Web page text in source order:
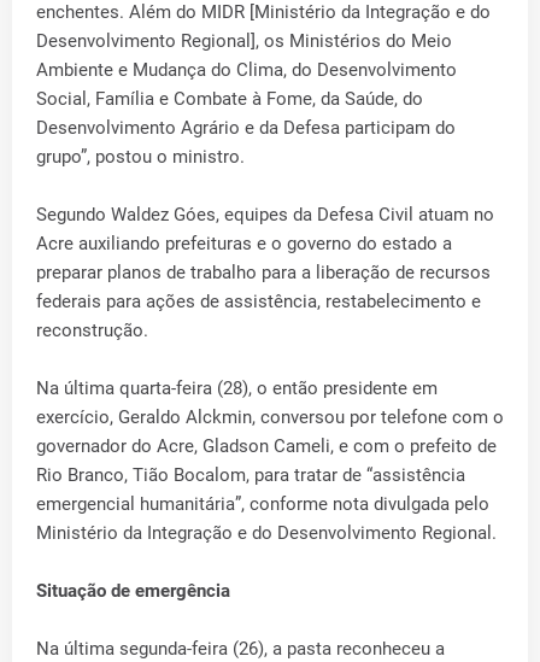
enchentes. Além do MIDR [Ministério da Integração e do
Desenvolvimento Regional], os Ministérios do Meio
Ambiente e Mudança do Clima, do Desenvolvimento
Social, Família e Combate à Fome, da Saúde, do
Desenvolvimento Agrário e da Defesa participam do
grupo”, postou o ministro.
Segundo Waldez Góes, equipes da Defesa Civil atuam no
Acre auxiliando prefeituras e o governo do estado a
preparar planos de trabalho para a liberação de recursos
federais para ações de assistência, restabelecimento e
reconstrução.
Na última quarta-feira (28), o então presidente em
exercício, Geraldo Alckmin, conversou por telefone com o
governador do Acre, Gladson Cameli, e com o prefeito de
Rio Branco, Tião Bocalom, para tratar de “assistência
emergencial humanitária”, conforme nota divulgada pelo
Ministério da Integração e do Desenvolvimento Regional.
Situação de emergência
Na última segunda-feira (26), a pasta reconheceu a